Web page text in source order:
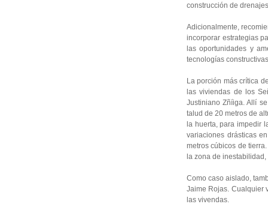
construcción de
Adicionalmente,
incorporar estrategias
las oportunidades y
tecnologías
La porción más crítica
las viviendas de los
Justiniano Zñíiga. Allí
talud de 20 metros de
la huerta, para impedir
variaciones drásticas
metros cúbicos de
la zona de
Como caso aislado,
Jaime Rojas. Cualquier
las vivendas.